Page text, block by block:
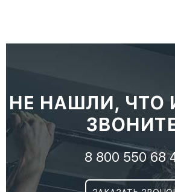
НЕ НАШЛИ, ЧТО
8 800 550 68